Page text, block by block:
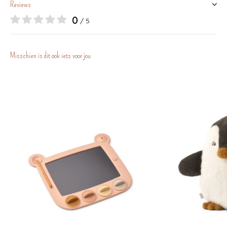
Reviews
0 / 5
Misschien is dit ook iets voor jou